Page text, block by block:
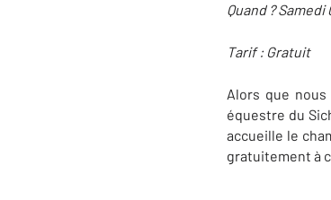
Quand ?
Tarif : Gratuit
Alors que nous
équestre du
accueille le
gratuitement à